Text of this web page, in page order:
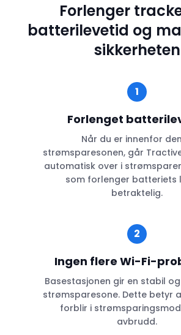
Forlenger
batterilevetid og
sikkerheten
1
Forlenget
Når du er innenfor
strømsparesonen, går
automatisk over i
som forlenger batteriets
betraktelig.
2
Ingen flere Wi-Fi-
Basestasjonen gir en stabil
strømsparesone. Dette betyr
forblir i
avbrudd.